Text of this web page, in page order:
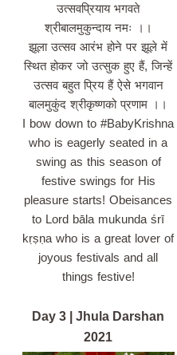
उत्सवप्रियाय भगवते
श्रीबालमुकुन्दाय नमः ।।
झूला उत्सव आरंभ होने पर झूले में
स्थित होकर जो उत्सुक हुए हैं, जिन्हें
उत्सव बहुत प्रिय हैं ऐसे भगवान
बालमुकुंद श्रीकृष्णको प्रणाम ।।
I bow down to #BabyKrishna
who is eagerly seated in a
swing as this season of
festive swings for His
pleasure starts! Obeisances
to Lord bāla mukunda śrī
kṛṣṇa who is a great lover of
joyous festivals and all
things festive!
Day 3 | Jhula Darshan
2021